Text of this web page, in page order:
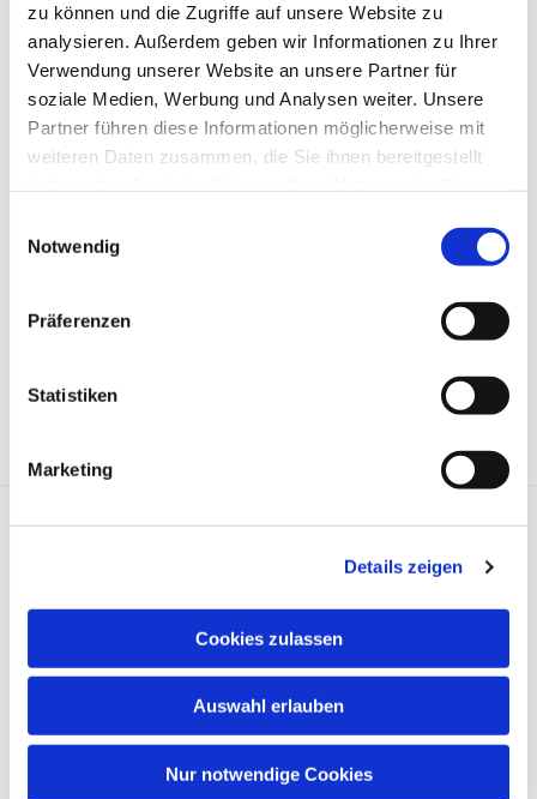
zu können und die Zugriffe auf unsere Website zu
analysieren. Außerdem geben wir Informationen zu Ihrer
Verwendung unserer Website an unsere Partner für
soziale Medien, Werbung und Analysen weiter. Unsere
Partner führen diese Informationen möglicherweise mit
weiteren Daten zusammen, die Sie ihnen bereitgestellt
Notwendig
Präferenzen
Statistiken
Marketing
Details zeigen
Cookies zulassen
Auswahl erlauben
Nur notwendige Cookies
Kontakt